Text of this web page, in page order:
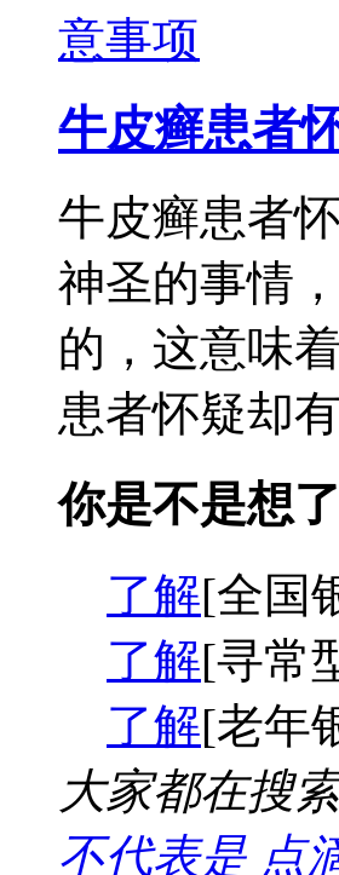
牛皮癣患者
牛皮癣患者
神圣的事情
的，这意味
患者怀疑却
你是不是想
了解[全国
了解[寻常
了解[老年
大家都在搜
不代表是 点